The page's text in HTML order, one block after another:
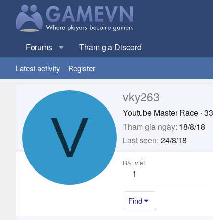
Forums Tham gia Discord
Latest activity Register
V
vky263
Youtube Master Race · 33
Tham gia ngày 18/8/18
Last seen 24/8/18
Bài viết
1
Find